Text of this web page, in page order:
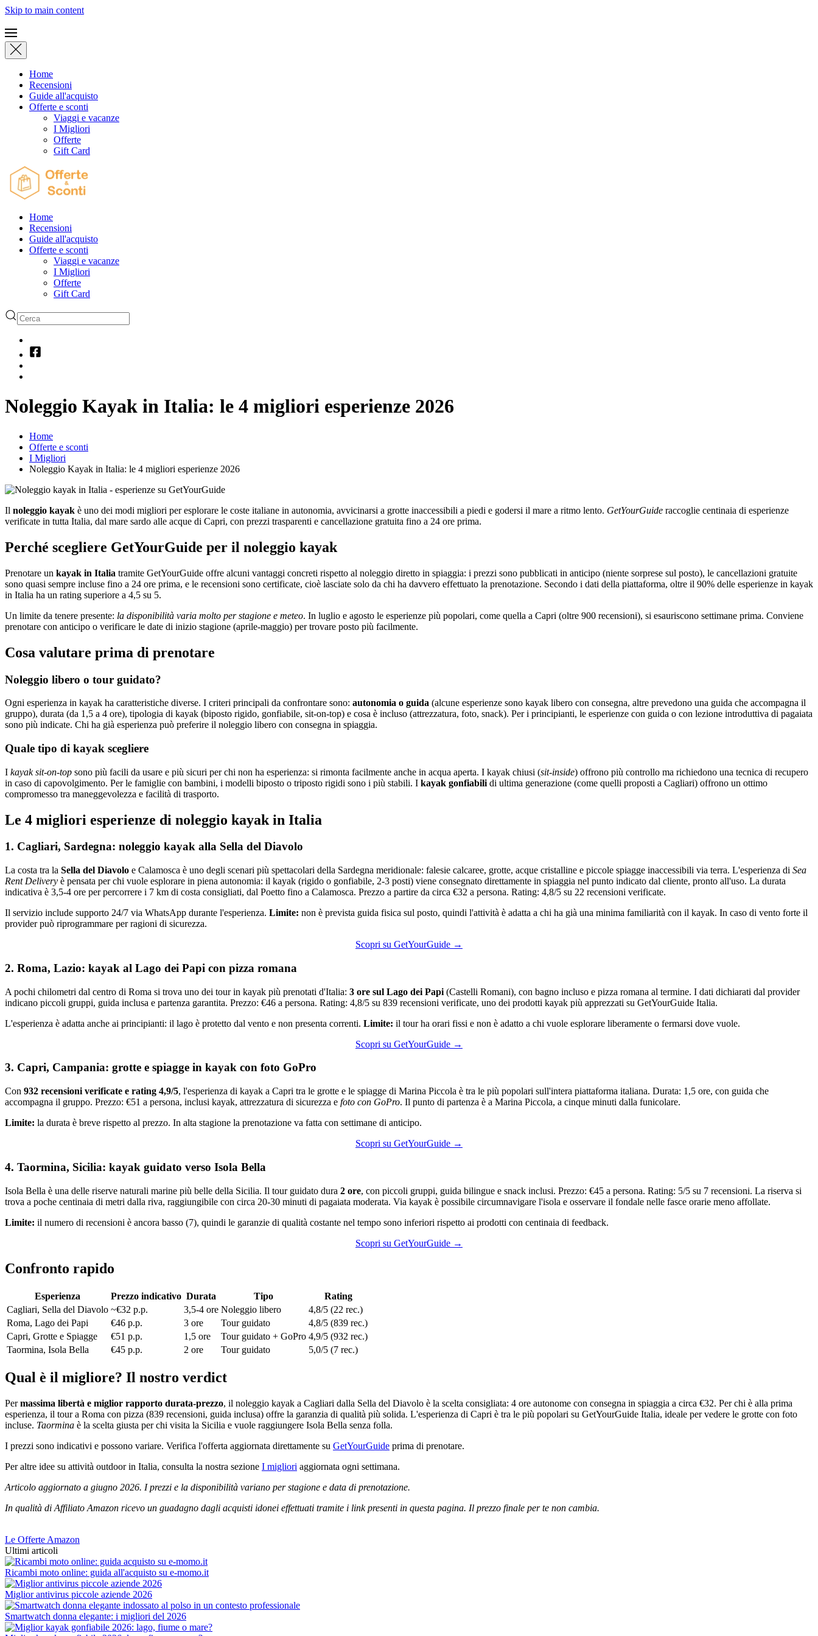
Skip to main content
Home
Recensioni
Guide all'acquisto
Offerte e sconti
Viaggi e vacanze
I Migliori
Offerte
Gift Card
Home
Recensioni
Guide all'acquisto
Offerte e sconti
Viaggi e vacanze
I Migliori
Offerte
Gift Card
Noleggio Kayak in Italia: le 4 migliori esperienze 2026
Home
Offerte e sconti
I Migliori
Noleggio Kayak in Italia: le 4 migliori esperienze 2026
Il noleggio kayak è uno dei modi migliori per esplorare le coste italiane in autonomia, avvicinarsi a grotte inaccessibili a piedi e godersi il mare a ritmo lento. GetYourGuide raccoglie centinaia di esperienze
verificate in tutta Italia, dal mare sardo alle acque di Capri, con prezzi trasparenti e cancellazione gratuita fino a 24 ore prima.
Perché scegliere GetYourGuide per il noleggio kayak
Prenotare un kayak in Italia tramite GetYourGuide offre alcuni vantaggi concreti rispetto al noleggio diretto in spiaggia: i prezzi sono pubblicati in anticipo (niente sorprese sul posto), le cancellazioni gratuite
sono quasi sempre incluse fino a 24 ore prima, e le recensioni sono certificate, cioè lasciate solo da chi ha davvero effettuato la prenotazione. Secondo i dati della piattaforma, oltre il 90% delle esperienze in kayak
in Italia ha un rating superiore a 4,5 su 5.
Un limite da tenere presente: la disponibilità varia molto per stagione e meteo. In luglio e agosto le esperienze più popolari, come quella a Capri (oltre 900 recensioni), si esauriscono settimane prima. Conviene
prenotare con anticipo o verificare le date di inizio stagione (aprile-maggio) per trovare posto più facilmente.
Cosa valutare prima di prenotare
Noleggio libero o tour guidato?
Ogni esperienza in kayak ha caratteristiche diverse. I criteri principali da confrontare sono: autonomia o guida (alcune esperienze sono kayak libero con consegna, altre prevedono una guida che accompagna il
gruppo), durata (da 1,5 a 4 ore), tipologia di kayak (biposto rigido, gonfiabile, sit-on-top) e cosa è incluso (attrezzatura, foto, snack). Per i principianti, le esperienze con guida o con lezione introduttiva di pagaiata
sono più indicate. Chi ha già esperienza può preferire il noleggio libero con consegna in spiaggia.
Quale tipo di kayak scegliere
I kayak sit-on-top sono più facili da usare e più sicuri per chi non ha esperienza: si rimonta facilmente anche in acqua aperta. I kayak chiusi (sit-inside) offrono più controllo ma richiedono una tecnica di recupero
in caso di capovolgimento. Per le famiglie con bambini, i modelli biposto o triposto rigidi sono i più stabili. I kayak gonfiabili di ultima generazione (come quelli proposti a Cagliari) offrono un ottimo
compromesso tra maneggevolezza e facilità di trasporto.
Le 4 migliori esperienze di noleggio kayak in Italia
1. Cagliari, Sardegna: noleggio kayak alla Sella del Diavolo
La costa tra la Sella del Diavolo e Calamosca è uno degli scenari più spettacolari della Sardegna meridionale: falesie calcaree, grotte, acque cristalline e piccole spiagge inaccessibili via terra. L'esperienza di Sea
Rent Delivery è pensata per chi vuole esplorare in piena autonomia: il kayak (rigido o gonfiabile, 2-3 posti) viene consegnato direttamente in spiaggia nel punto indicato dal cliente, pronto all'uso. La durata
indicativa è 3,5-4 ore per percorrere i 7 km di costa consigliati, dal Poetto fino a Calamosca. Prezzo a partire da circa €32 a persona. Rating: 4,8/5 su 22 recensioni verificate.
Il servizio include supporto 24/7 via WhatsApp durante l'esperienza. Limite: non è prevista guida fisica sul posto, quindi l'attività è adatta a chi ha già una minima familiarità con il kayak. In caso di vento forte il
provider può riprogrammare per ragioni di sicurezza.
Scopri su GetYourGuide →
2. Roma, Lazio: kayak al Lago dei Papi con pizza romana
A pochi chilometri dal centro di Roma si trova uno dei tour in kayak più prenotati d'Italia: 3 ore sul Lago dei Papi (Castelli Romani), con bagno incluso e pizza romana al termine. I dati dichiarati dal provider
indicano piccoli gruppi, guida inclusa e partenza garantita. Prezzo: €46 a persona. Rating: 4,8/5 su 839 recensioni verificate, uno dei prodotti kayak più apprezzati su GetYourGuide Italia.
L'esperienza è adatta anche ai principianti: il lago è protetto dal vento e non presenta correnti. Limite: il tour ha orari fissi e non è adatto a chi vuole esplorare liberamente o fermarsi dove vuole.
Scopri su GetYourGuide →
3. Capri, Campania: grotte e spiagge in kayak con foto GoPro
Con 932 recensioni verificate e rating 4,9/5, l'esperienza di kayak a Capri tra le grotte e le spiagge di Marina Piccola è tra le più popolari sull'intera piattaforma italiana. Durata: 1,5 ore, con guida che
accompagna il gruppo. Prezzo: €51 a persona, inclusi kayak, attrezzatura di sicurezza e foto con GoPro. Il punto di partenza è a Marina Piccola, a cinque minuti dalla funicolare.
Limite: la durata è breve rispetto al prezzo. In alta stagione la prenotazione va fatta con settimane di anticipo.
Scopri su GetYourGuide →
4. Taormina, Sicilia: kayak guidato verso Isola Bella
Isola Bella è una delle riserve naturali marine più belle della Sicilia. Il tour guidato dura 2 ore, con piccoli gruppi, guida bilingue e snack inclusi. Prezzo: €45 a persona. Rating: 5/5 su 7 recensioni. La riserva si
trova a poche centinaia di metri dalla riva, raggiungibile con circa 20-30 minuti di pagaiata moderata. Via kayak è possibile circumnavigare l'isola e osservare il fondale nelle fasce orarie meno affollate.
Limite: il numero di recensioni è ancora basso (7), quindi le garanzie di qualità costante nel tempo sono inferiori rispetto ai prodotti con centinaia di feedback.
Scopri su GetYourGuide →
Confronto rapido
Esperienza Prezzo indicativo Durata Tipo
Rating
Cagliari, Sella del Diavolo ~€32 p.p. 3,5-4 ore Noleggio libero
4,8/5 (22 rec.)
Roma, Lago dei Papi
€46 p.p. 3 ore Tour guidato
4,8/5 (839 rec.)
Capri, Grotte e Spiagge
€51 p.p. 1,5 ore Tour guidato + GoPro 4,9/5 (932 rec.)
Taormina, Isola Bella
€45 p.p. 2 ore Tour guidato 5,0/5 (7 rec.)
Qual è il migliore? Il nostro verdict
Permassima libertà e miglior rapporto durata-prezzo, il noleggio kayak a Cagliari dalla Sella del Diavolo è la scelta consigliata: 4 ore autonome con consegna in spiaggia a circa €32. Per chi è alla prima
esperienza, il tour a Roma con pizza (839 recensioni, guida inclusa) offre la garanzia di qualità più solida. L'esperienza di Capri è tra le più popolari su GetYourGuide Italia, ideale per vedere le grotte con foto
incluse. Taormina è la scelta giusta per chi visita la Sicilia e vuole raggiungere Isola Bella senza folla.
I prezzi sono indicativi e possono variare. Verifica l'offerta aggiornata direttamente su GetYourGuide prima di prenotare.
Per altre idee su attività outdoor in Italia, consulta la nostra sezione I migliori aggiornata ogni settimana.
Articolo aggiornato a giugno 2026. I prezzi e la disponibilità variano per stagione e data di prenotazione.
In qualità di Affiliato Amazon ricevo un guadagno dagli acquisti idonei effettuati tramite i link presenti in questa pagina. Il prezzo finale per te non cambia.
Le Offerte Amazon
Ultimi articoli
Ricambi moto online: guida all'acquisto su e-momo.it
Miglior antivirus piccole aziende 2026
Smartwatch donna elegante: i migliori del 2026